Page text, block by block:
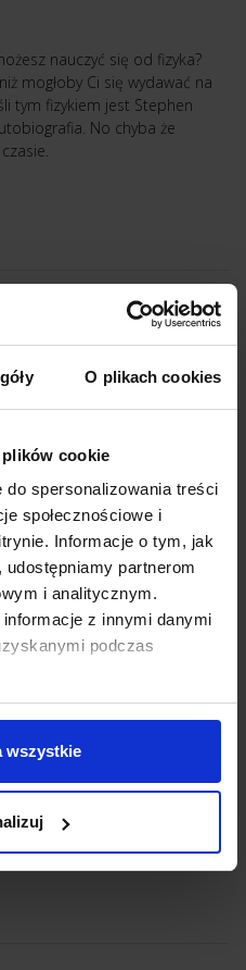
O plikach cookies
cookie
spersonalizowania treści
społecznościowe i
Informacje o tym, jak
partnerom
i analitycznym.
z innymi danymi
podczas
wszystkie
nauczyć się od fizyka?
mogłoby Ci się wydawać na
tym fizykiem jest Stephen
No chyba że
Elon
Tesli, SpaceX,
wtedy, że dyskietki są szczytem
myślałam tak jeszcze o
wirtualnej rzeczywistości i